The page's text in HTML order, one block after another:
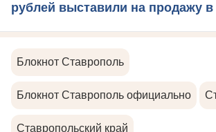
рублей выставили на продажу
Блокнот Ставрополь
Блокнот Ставрополь официально
Ставропольский край